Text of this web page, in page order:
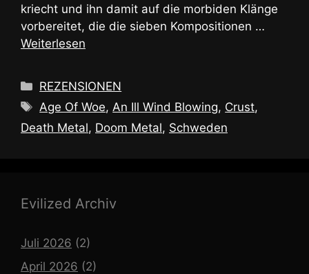
kriecht und ihn damit auf die morbiden Klänge
vorbereitet, die die sieben Kompositionen …
Weiterlesen
Kategorien
REZENSIONEN
Schlagwörter
Age Of Woe,An Ill Wind Blowing, Crust,
Death Metal, Doom Metal, Schweden
Evilized Archiv
Juli 2026 (2)
April 2026 (2)